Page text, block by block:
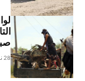
28 نوفمبر، 2017